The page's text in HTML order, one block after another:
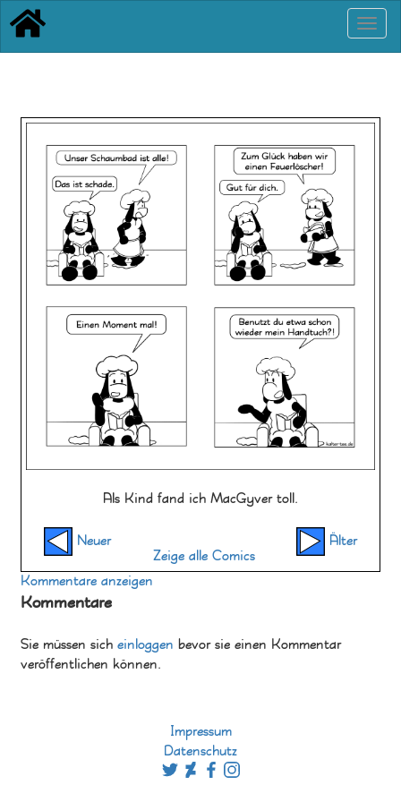
Als Kind fand ich MacGyver toll.
Neuer
Zeige alle Comics
Älter
Kommentare anzeigen
Kommentare
Sie müssen sicheinloggen bevor sie einen Kommentar
veröffentlichen können.
Impressum
Datenschutz